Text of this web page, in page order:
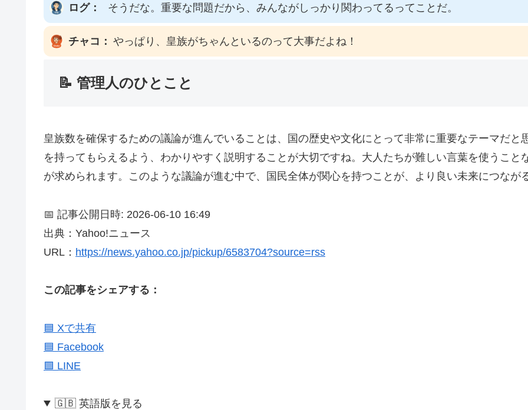
ログ： そうだな。重要な問題だから、みんながしっかり関わってるってことだ。
チャコ： やっぱり、皇族がちゃんといるのって大事だよね！
📝 管理人のひとこと
皇族数を確保するための議論が進んでいることは、国の歴史や文化にとって非常に重要なテーマだ
を持ってもらえるよう、わかりやすく説明することが大切ですね。大人たちが難しい言葉を使うこ
が求められます。このような議論が進む中で、国民全体が関心を持つことが、より良い未来につなが
📅 記事公開日時: 2026-06-10 16:49
出典：Yahoo!ニュース
URL： https://news.yahoo.co.jp/pickup/6583704?source=rss
この記事をシェアする：
🟦 Xで共有
🟦 Facebook
🟩 LINE
🇬🇧 英語版を見る